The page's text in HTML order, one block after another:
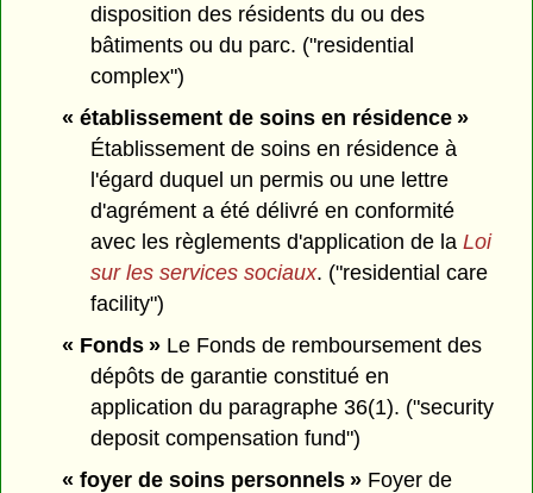
disposition des résidents du ou des
bâtiments ou du parc. ("residential
complex")
« établissement de soins en résidence »
Établissement de soins en résidence à
l'égard duquel un permis ou une lettre
d'agrément a été délivré en conformité
avec les règlements d'application de laLoi
sur les services sociaux. ("residential care
facility")
« Fonds »Le Fonds de remboursement des
dépôts de garantie constitué en
application du paragraphe 36(1). ("security
deposit compensation fund")
« foyer de soins personnels »Foyer de